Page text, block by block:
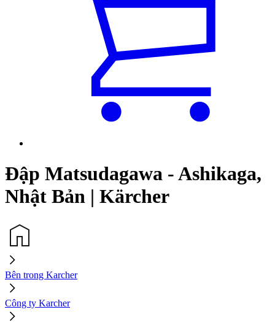
Đập Matsudagawa - Ashikaga,
Nhật Bản | Kärcher
Bên trong Karcher
Công ty Karcher